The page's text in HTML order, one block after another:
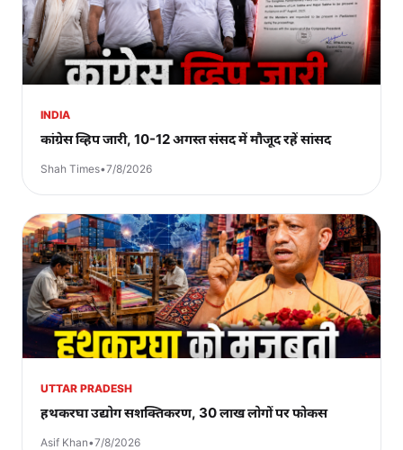
INDIA
कांग्रेस व्हिप जारी, 10-12 अगस्त संसद में मौजूद रहें सांसद
Shah Times•7/8/2026
UTTAR PRADESH
हथकरघा उद्योग सशक्तिकरण, 30 लाख लोगों पर फोकस
Asif Khan•7/8/2026